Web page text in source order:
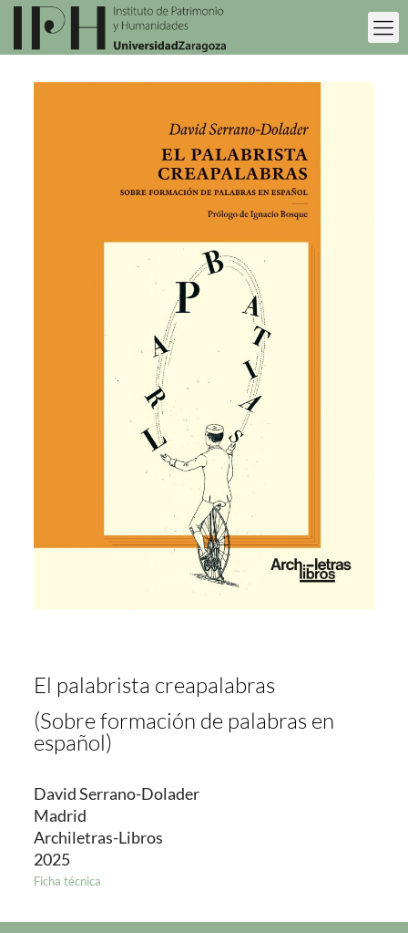
El palabrista creapalabras
(Sobre formación de palabras en
español)
David Serrano-Dolader
Madrid
Archiletras-Libros
2025
Ficha técnica